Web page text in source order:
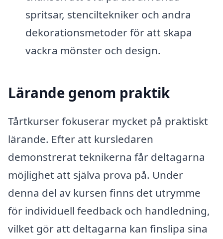
spritsar, stenciltekniker och andra
dekorationsmetoder för att skapa
vackra mönster och design.
Lärande genom praktik
Tårtkurser fokuserar mycket på praktiskt
lärande. Efter att kursledaren
demonstrerat teknikerna får deltagarna
möjlighet att själva prova på. Under
denna del av kursen finns det utrymme
för individuell feedback och handledning,
vilket gör att deltagarna kan finslipa sina